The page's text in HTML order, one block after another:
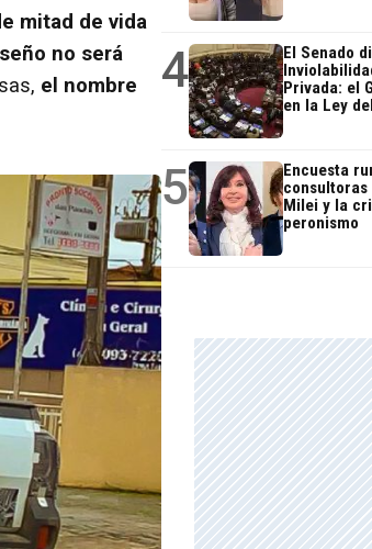
mitad de vida
no será
el nombre
4
El Senado
Privada: el
en la Ley
5
Encuesta
Milei y la
peronismo